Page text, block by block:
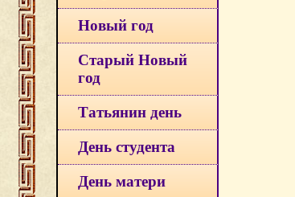
Новый год
Старый Новый
год
Татьянин день
День студента
День матери